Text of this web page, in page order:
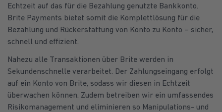
Echtzeit auf das für die Bezahlung genutzte Bankkonto.
Brite Payments bietet somit die Komplettlösung für die
Bezahlung und Rückerstattung von Konto zu Konto – sicher,
schnell und effizient.
Nahezu alle Transaktionen über Brite werden in
Sekundenschnelle verarbeitet. Der Zahlungseingang erfolgt
auf ein Konto von Brite, sodass wir diesen in Echtzeit
überwachen können. Zudem betreiben wir ein umfassendes
Risikomanagement und eliminieren so Manipulations- und